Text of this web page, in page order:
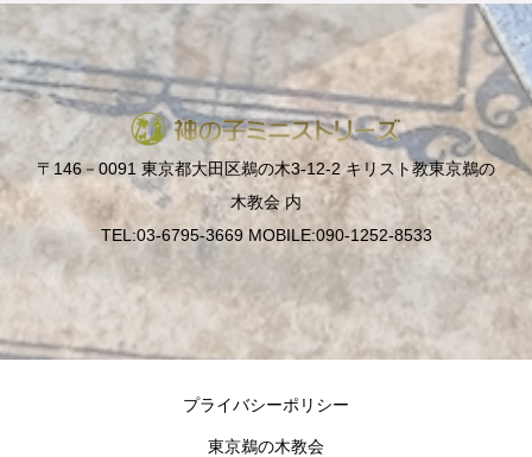
〒146－0091 東京都大田区鵜の木3-12-2 キリスト教東京鵜の
木教会 内
TEL:03-6795-3669 MOBILE:090-1252-8533
プライバシーポリシー
東京鵜の木教会